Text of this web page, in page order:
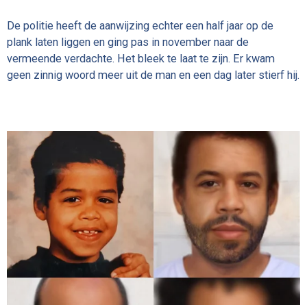
De politie heeft de aanwijzing echter een half jaar op de
plank laten liggen en ging pas in november naar de
vermeende verdachte. Het bleek te laat te zijn. Er kwam
geen zinnig woord meer uit de man en een dag later stierf hij.